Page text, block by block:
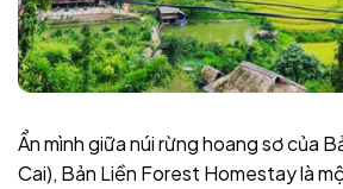
Ẩn mình giữa núi rừng hoang sơ của
Cai), Bản Liền Forest Homestay là